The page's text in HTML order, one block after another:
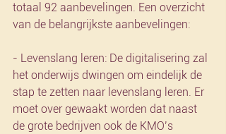
totaal 92 aanbevelingen. Een overzicht
van de belangrijkste aanbevelingen:
- Levenslang leren: De digitalisering zal
het onderwijs dwingen om eindelijk de
stap te zetten naar levenslang leren. Er
moet over gewaakt worden dat naast
de grote bedrijven ook de KMO’s